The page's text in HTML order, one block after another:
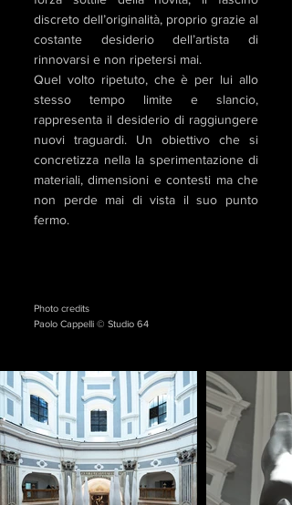
discreto dell’originalità, proprio grazie al
costante desiderio dell’artista di
rinnovarsi e non ripetersi mai.
Quel volto ripetuto, che è per lui allo
stesso tempo limite e slancio,
rappresenta il desiderio di raggiungere
nuovi traguardi. Un obiettivo che si
concretizza nella la sperimentazione di
materiali, dimensioni e contesti ma che
non perde mai di vista il suo punto
fermo.
Photo credits
Paolo Cappelli © Studio 64